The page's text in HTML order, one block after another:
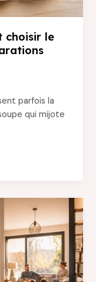
choisir le
parfois la
qui mijote